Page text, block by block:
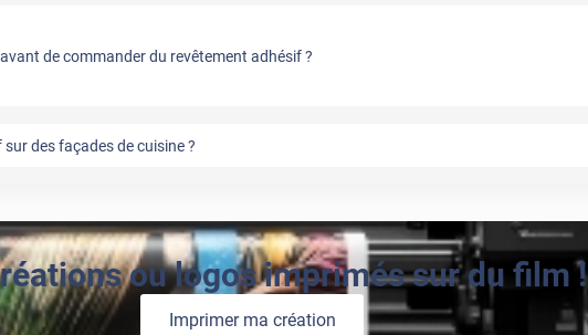
de commander du revêtement adhésif ?
des façades de cuisine ?
ou logos imprimés sur du film !
Imprimer ma création